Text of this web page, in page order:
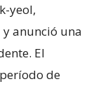
yeol,
anunció una
El
de